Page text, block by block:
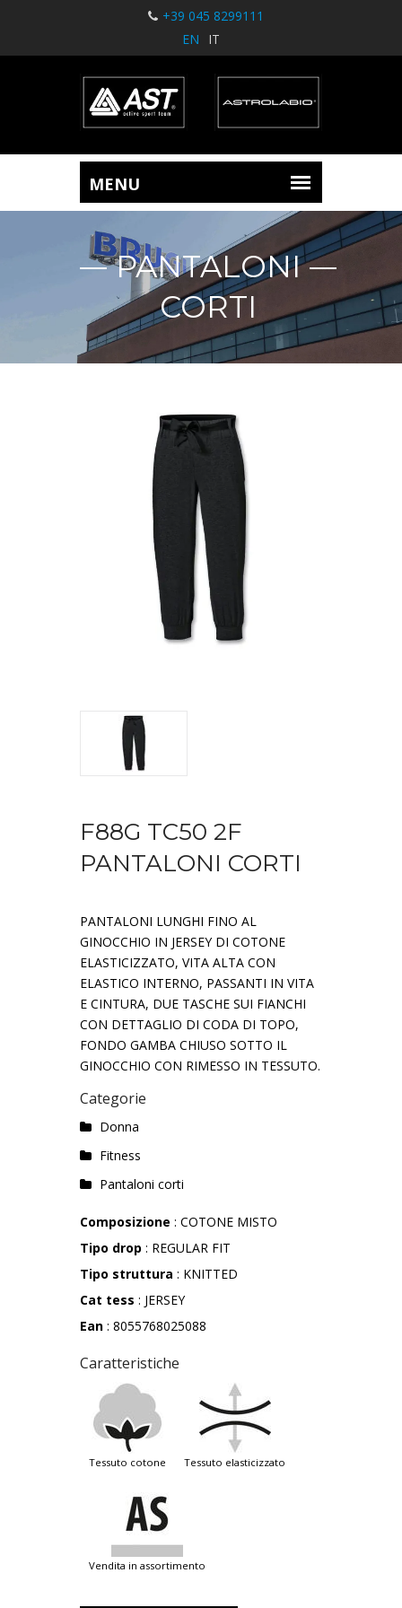
+39 045 8299111
EN
IT
PANTALONI
CORTI
F88G TC50 2F
PANTALONI CORTI
PANTALONI LUNGHI FINO AL
GINOCCHIO IN JERSEY DI COTONE
ELASTICIZZATO, VITA ALTA CON
ELASTICO INTERNO, PASSANTI IN VITA
E CINTURA, DUE TASCHE SUI FIANCHI
CON DETTAGLIO DI CODA DI TOPO,
FONDO GAMBA CHIUSO SOTTO IL
GINOCCHIO CON RIMESSO IN TESSUTO.
Categorie
Donna
Fitness
Pantaloni corti
Composizione : COTONE MISTO
Tipo drop : REGULAR FIT
Tipo struttura : KNITTED
Cat tess : JERSEY
Ean : 8055768025088
Caratteristiche
tessuto cotone tessuto elasticizzato
vendita in assortimento